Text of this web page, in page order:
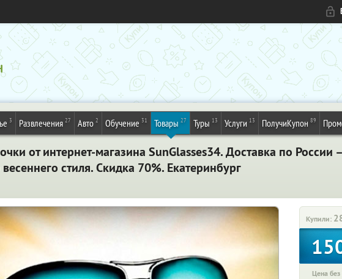
3 Развлечения 27 Авто 2 Обучение 31 Товары 27 Туры 13 Услуги 13 ПолучиКупон 89
от интернет-магазина SunGlasses34. Доставка по
стиля. Скидка 70%. Екатеринбург
Купили:
Цена